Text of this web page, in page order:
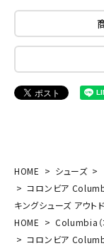
HOME シューズ
コロンビア
キングシューズ アウト
HOME
Columbia（
コロンビア